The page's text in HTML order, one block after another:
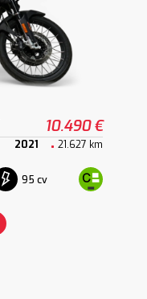
10.490 €
2021 21.627 km
95 cv